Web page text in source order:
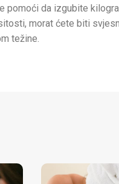
pomoći da izgubite
morat ćete biti
težine.